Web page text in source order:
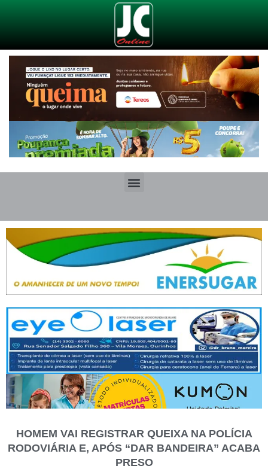
HOMEM VAI REGISTRAR QUEIXA NA POLÍCIA
RODOVIÁRIA E, APÓS “DAR BANDEIRA” ACABA
PRESO